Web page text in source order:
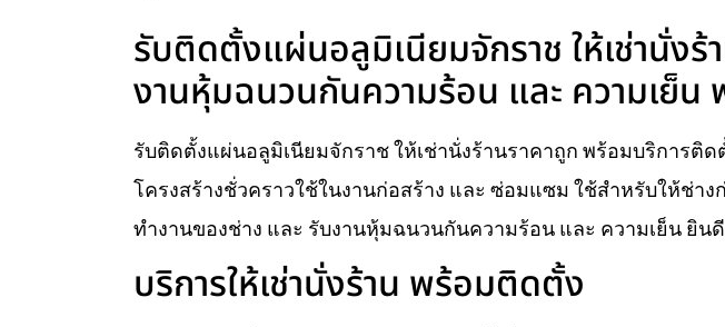
รับติดตั้งแผ่นอลูมิเนียมจักราช ให้เช่านั่ง
งานหุ้มฉนวนกันความร้อน และ ความเย็
รับติดตั้งแผ่นอลูมิเนียมจักราช ให้เช่านั่งร้านราคาถูก พร้อมบริการติ
โครงสร้างชั่วคราวใช้ในงานก่อสร้าง และ ซ่อมแซม ใช้สำหรับให้ช่า
ทำงานของช่าง และ รับงานหุ้มฉนวนกันความร้อน และ ความเย็น ยิน
บริการให้เช่านั่งร้าน พร้อมติดตั้ง